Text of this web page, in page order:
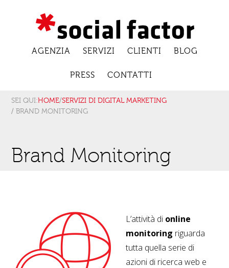
AGENZIA SERVIZI CLIENTI BLOG
PRESS CONTATTI
SEI QUI:HOME/SERVIZI DI DIGITAL MARKETING
/ BRAND MONITORING
Brand Monitoring
L’attività di online
monitoring riguarda
tutta quella serie di
azioni di ricerca web e